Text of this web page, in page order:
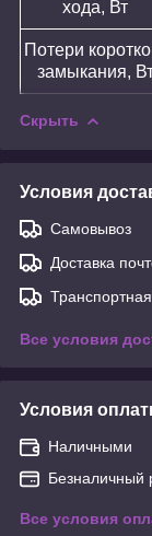
хода, Вт
Потери
замыкания,
Скрыть
Условия
Самовывоз
Доставка
Все условия
Условия
Наличными
Безналичный
Все условия